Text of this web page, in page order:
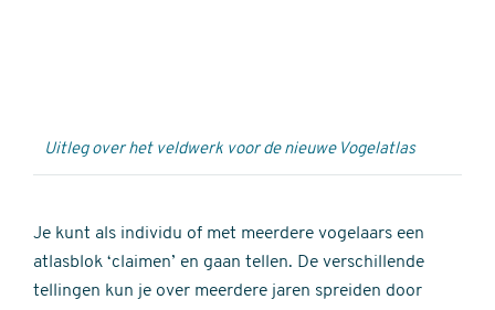
Uitleg over het veldwerk voor de nieuwe Vogelatlas
Je kunt als individu of met meerdere vogelaars een
atlasblok ‘claimen’ en gaan tellen. De verschillende
tellingen kun je over meerdere jaren spreiden door